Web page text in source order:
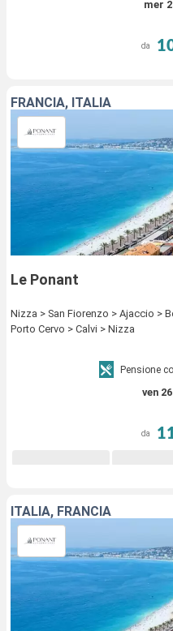
mer
da
FRANCIA, ITALIA
Le Ponant
Nizza > San Fiorenzo > Ajaccio >
Porto Cervo > Calvi > Nizza
Pensione
ven
da
ITALIA, FRANCIA